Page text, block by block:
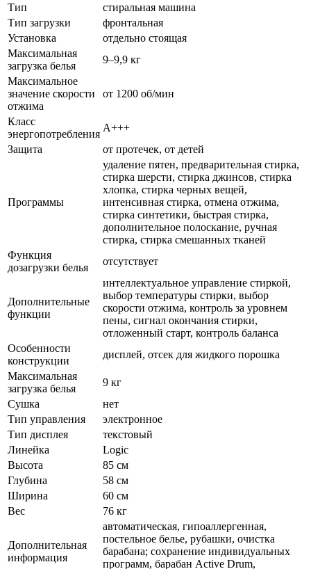
Тип
стиральная машина
Тип загрузки
фронтальная
Установка
отдельно стоящая
Максимальная
загрузка белья
9–9,9 кг
Максимальное
значение скорости
отжима
от 1200 об/мин
Класс
энергопотребления
A+++
Защита
от протечек, от детей
Программы
удаление пятен, предварительная стирка,
стирка шерсти, стирка джинсов, стирка
хлопка, стирка черных вещей,
интенсивная стирка, отмена отжима,
стирка синтетики, быстрая стирка,
дополнительное полоскание, ручная
стирка, стирка смешанных тканей
Функция
дозагрузки белья
отсутствует
Дополнительные
функции
интеллектуальное управление стиркой,
выбор температуры стирки, выбор
скорости отжима, контроль за уровнем
пены, сигнал окончания стирки,
отложенный старт, контроль баланса
Особенности
конструкции
дисплей, отсек для жидкого порошка
Максимальная
загрузка белья
9 кг
Сушка
нет
Тип управления
электронное
Тип дисплея
текстовый
Линейка
Logic
Высота
85 см
Глубина
58 см
Ширина
60 см
Вес
76 кг
Дополнительная
информация
автоматическая, гипоаллергенная,
постельное белье, рубашки, очистка
барабана; сохранение индивидуальных
программ, барабан Active Drum,